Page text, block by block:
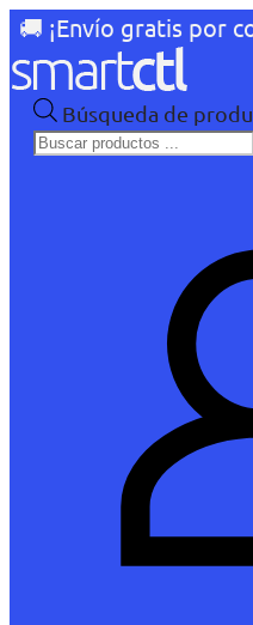
🚚 ¡Envío gratis por
Búsqueda de